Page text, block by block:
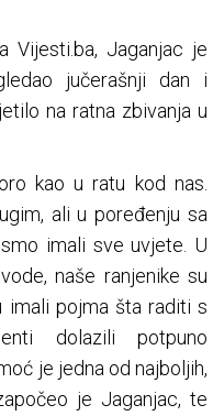
Vijesti.ba, Jaganjac je
jučerašnji dan i
na ratna zbivanja u
kao u ratu kod nas.
ali u poređenju sa
imali sve uvjete. U
naše ranjenike su
imali pojma šta raditi s
dolazili potpuno
je jedna od najboljih,
je Jaganjac, te